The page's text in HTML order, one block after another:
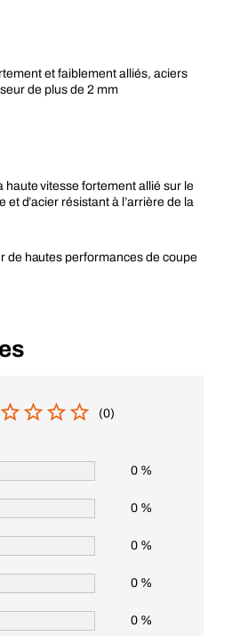
et faiblement alliés, aciers
de plus de 2 mm
haute vitesse fortement allié sur le
et d’acier résistant à l’arrière de la
de hautes performances de coupe
(0)
0 %
0 %
0 %
0 %
0 %